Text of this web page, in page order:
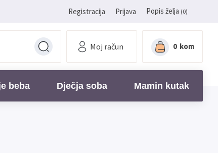
Registracija Prijava Popis želja (0)
Moj račun 0 kom
beba Dječja soba Mamin kutak